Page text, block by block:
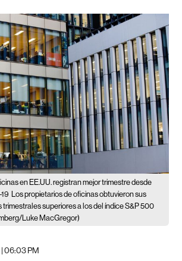
en EE.UU. registran mejor trimestre desde
Los propietarios de oficinas obtuvieron sus
trimestrales superiores a los del índice S&P 500
Luke MacGregor)
06:03 PM